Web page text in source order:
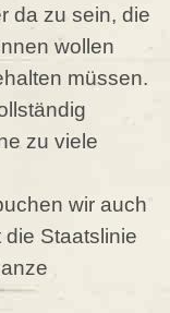
da zu sein, die
wollen
müssen.
zu viele
wir auch
Staatslinie